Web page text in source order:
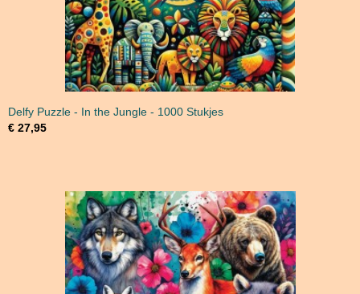
Delfy Puzzle - In the Jungle - 1000 Stukjes
€ 27,95